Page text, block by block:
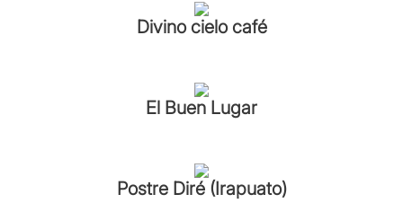
Divino cielo café
El Buen Lugar
Postre Diré (Irapuato)